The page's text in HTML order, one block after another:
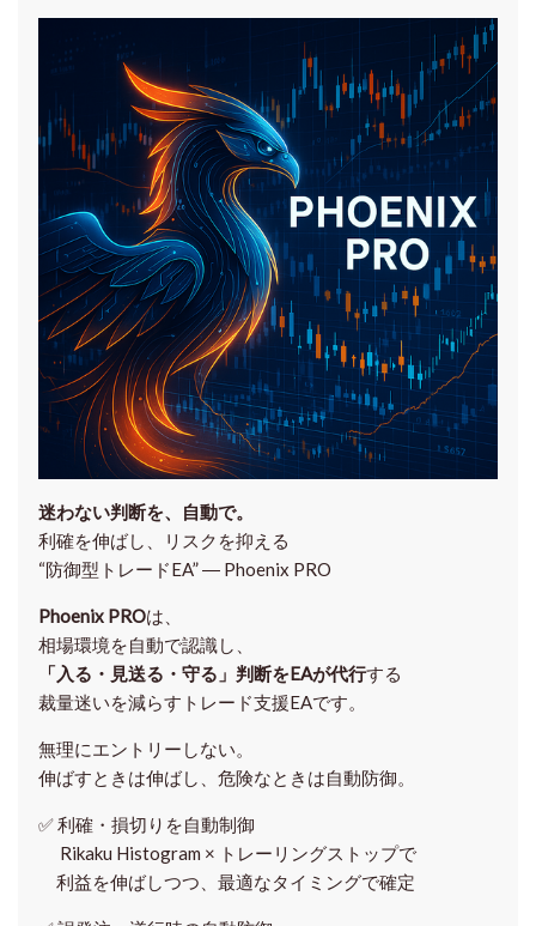
迷わない判断を、自動で。
利確を伸ばし、リスクを抑える
“防御型トレードEA” ― Phoenix PRO
Phoenix PROは、
相場環境を自動で認識し、
「入る・見送る・守る」判断をEAが代行する
裁量迷いを減らすトレード支援EAです。
無理にエントリーしない。
伸ばすときは伸ばし、危険なときは自動防御。
✅利確・損切りを自動制御
Rikaku Histogram × トレーリングストップで
利益を伸ばしつつ、最適なタイミングで確定